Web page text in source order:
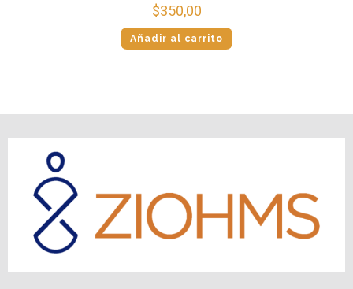
$350,00
Añadir al carrito